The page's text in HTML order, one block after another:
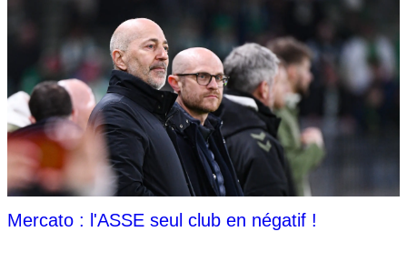
Mercato : l'ASSE seul club en négatif !